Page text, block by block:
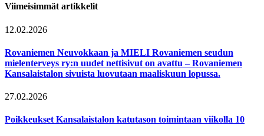
Viimeisimmät artikkelit
12.02.2026
Rovaniemen Neuvokkaan ja MIELI Rovaniemen seudun
mielenterveys ry:n uudet nettisivut on avattu – Rovaniemen
Kansalaistalon sivuista luovutaan maaliskuun lopussa.
27.02.2026
Poikkeukset Kansalaistalon katutason toimintaan viikolla 10